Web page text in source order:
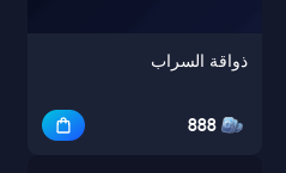
ذواقة السراب
888